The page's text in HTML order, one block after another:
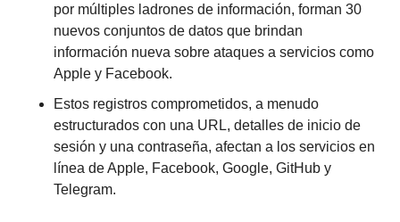
por múltiples ladrones de información, forman 30
nuevos conjuntos de datos que brindan
información nueva sobre ataques a servicios como
Apple y Facebook.
Estos registros comprometidos, a menudo
estructurados con una URL, detalles de inicio de
sesión y una contraseña, afectan a los servicios en
línea de Apple, Facebook, Google, GitHub y
Telegram.